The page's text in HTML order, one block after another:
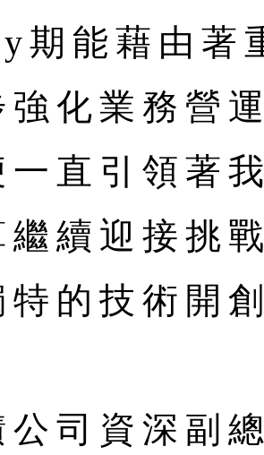
期能藉由著
強化業務營
一直引領著
繼續迎接挑
特的技術開
公司資深副